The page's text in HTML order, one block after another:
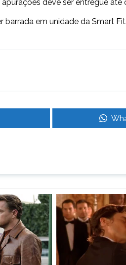
deve ser entregue até
barrada em unidade da Smart